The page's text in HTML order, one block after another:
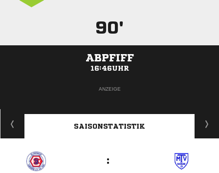
90'
ABPFIFF
16:46UHR
ANZEIGE
SAISONSTATISTIK
: